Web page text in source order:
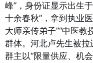
峰”，身份证显示出生
十余春秋”，拿到执业
大师亲传弟子”“中医教
群体。河北卢先生被拉
群主以“限量供应、机